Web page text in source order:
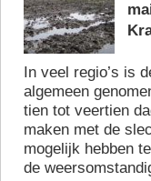
In veel regio’s is
algemeen
tien tot veertien
maken met de
mogelijk hebben
de